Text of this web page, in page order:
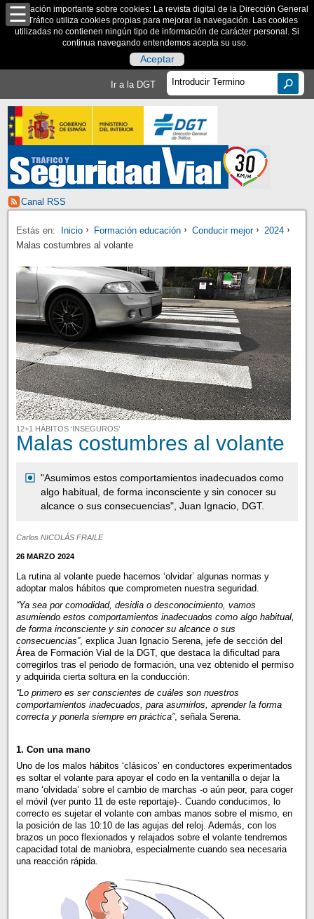
Información importante sobre cookies: La revista digital de la Dirección General
de Tráfico utiliza cookies propias para mejorar la navegación. Las cookies
utilizadas no contienen ningún tipo de información de carácter personal. Si
continua navegando entendemos acepta su uso.
Aceptar
Ir a la DGT
Canal RSS
Estás en: Inicio Formación educación Conducir mejor
2024
Malas costumbres al volante
12+1 HÁBITOS ‘INSEGUROS’
Malas costumbres al volante
"Asumimos estos comportamientos inadecuados como
algo habitual, de forma inconsciente y sin conocer su
alcance o sus consecuencias", Juan Ignacio, DGT.
Carlos NICOLÁS FRAILE
26 MARZO 2024
La rutina al volante puede hacernos ‘olvidar’ algunas normas y
adoptar malos hábitos que comprometen nuestra seguridad.
“Ya sea por comodidad, desidia o desconocimiento, vamos
asumiendo estos comportamientos inadecuados como algo habitual,
de forma inconsciente y sin conocer su alcance o sus
consecuencias”, explica Juan Ignacio Serena, jefe de sección del
Área de Formación Vial de la DGT, que destaca la dificultad para
corregirlos tras el periodo de formación, una vez obtenido el permiso
y adquirida cierta soltura en la conducción:
“Lo primero es ser conscientes de cuáles son nuestros
comportamientos inadecuados, para asumirlos, aprender la forma
correcta y ponerla siempre en práctica”, señala Serena.
1. Con una mano
Uno de los malos hábitos ‘clásicos’ en conductores experimentados
es soltar el volante para apoyar el codo en la ventanilla o dejar la
mano ‘olvidada’ sobre el cambio de marchas -o aún peor, para coger
el móvil (ver punto 11 de este reportaje)-. Cuando conducimos, lo
correcto es sujetar el volante con ambas manos sobre el mismo, en
la posición de las 10:10 de las agujas del reloj. Además, con los
brazos un poco flexionados y relajados sobre el volante tendremos
capacidad total de maniobra, especialmente cuando sea necesaria
una reacción rápida.